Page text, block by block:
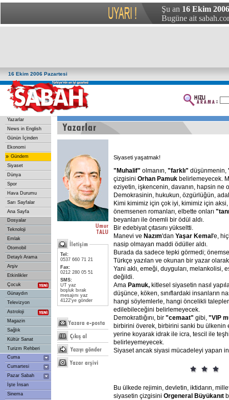
Şu an 16 Ekim
Bugüne ait
16 Ekim 2006 Pazartesi
Yazarlar
News in English
Günün İçinden
Ekonomi
» Gündem
Siyaset
Dünya
Spor
Hava Durumu
Sarı Sayfalar
Ana Sayfa
Dosyalar
Teknoloji
Emlak
Otomobil
Detaylı Arama
Arşiv
Etkinlikler
Çocuk
Günaydın
Televizyon
Astroloji
Magazin
Sağlık
Kültür Sanat
Turizm Rehberi
Cuma
Cumartesi
Pazar Sabah
İşte İnsan
Sinema
Tel:
0537 660 71 21
Fax:
0212 280 05 51
SMS:
UT yaz
boşluk bırak
mesajını yaz
4122'ye gönder
Siyaseti yaşatmak!
"Muhalif" olmanın, "farklı" düşünmenin,
çizgisini Orhan Pamuk belirlemeyecek.
eziyetin, işkencenin, davanın, hapsin ne
Demokrasinin, hukukun, özgürlüğün,
Kimi kimimiz için çok iyi, kimimiz için aksi,
önemsenen romanları, elbette onları
beyanları ile önemli bir ödül aldı.
Bir edebiyat çıtasını yükseltti.
Manevi ve Nazım'dan Yaşar Kemal 'e,
nasip olmayan maddi ödüller aldı.
Burada da sadece tepki görmedi;
Türkçe yazılan ve okunan bir yazar
Yani aklı, emeği, duyguları, melankolisi,
değildi.
Ama Pamuk, kitlesel siyasetin nasıl
düşünce, köken, sınıflardaki insanların
hangi söylemlerle, hangi öncelikli
edilebileceğini belirlemeyecek.
Demokratlığını, bir "cemaat" gibi, "VIP
birbirini överek, birbirini sanki bu ülkenin
yerine koyarak idrak ile icra, tescil ile
belirleyemeyecek.
Siyaset ancak siyasi mücadeleyi yapan
Bu ülkede rejimin, devletin, iktidarın,
siyasetin çizgisini Orgeneral Büyükanıt